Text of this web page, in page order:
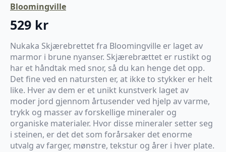
Bloomingville
529 kr
Nukaka Skjærebrettet fra Bloomingville er laget av
marmor i brune nyanser. Skjærebrættet er rustikt og
har et håndtak med snor, så du kan henge det opp.
Det fine ved en natursten er, at ikke to stykker er helt
like. Hver av dem er et unikt kunstverk laget av
moder jord gjennom årtusender ved hjelp av varme,
trykk og masser av forskellige mineraler og
organiske materialer. Hvor disse mineraler setter seg
i steinen, er det det som forårsaker det enorme
utvalg av farger, mønstre, tekstur og årer i hver plate.